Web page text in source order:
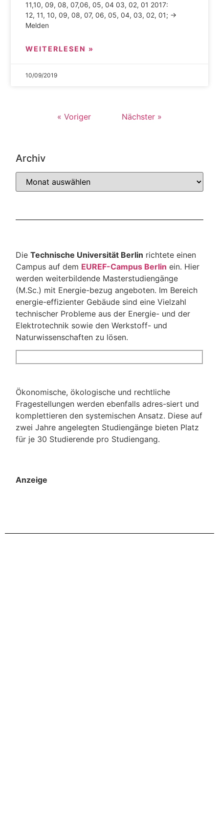
11,10, 09, 08, 07,06, 05, 04 03, 02, 01 2017:
12, 11, 10, 09, 08, 07, 06, 05, 04, 03, 02, 01; →
Melden
WEITERLESEN »
10/09/2019
« Voriger Nächster »
Archiv
DieTechnische Universität Berlin richtete einen
Campus auf dem EUREF-Campus Berlin ein. Hier
werden weiterbildende Masterstudiengänge
(M.Sc.) mit Energie-bezug angeboten. Im Bereich
energie-effizienter Gebäude sind eine Vielzahl
technischer Probleme aus der Energie- und der
Elektrotechnik sowie den Werkstoff- und
Naturwissenschaften zu lösen.
Ökonomische, ökologische und rechtliche
Fragestellungen werden ebenfalls adres-siert und
komplettieren den systemischen Ansatz. Diese auf
zwei Jahre angelegten Studiengänge bieten Platz
für je 30 Studierende pro Studiengang.
Anzeige